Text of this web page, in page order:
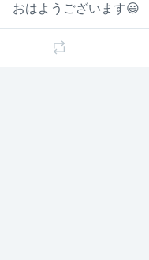
おはようございます😃